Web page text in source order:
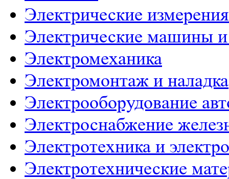
Электрические измерения
Электрические машины
Электромеханика
Электромонтаж и наладка
Электрооборудование
Электроснабжение
Электротехника и
Электротехнические